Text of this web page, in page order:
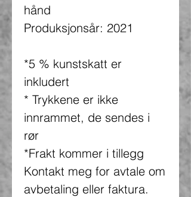
hånd
Produksjonsår: 2021
*5 % kunstskatt er
inkludert
* Trykkene er ikke
innrammet, de sendes i
rør
*Frakt kommer i tillegg
Kontakt meg for avtale om
avbetaling eller faktura.